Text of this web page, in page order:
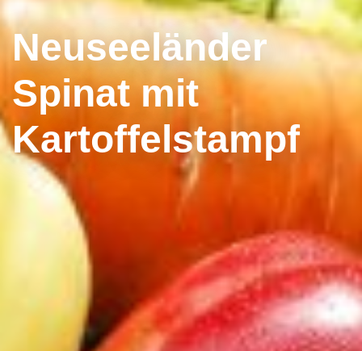
Neuseeländer
Spinat mit
Kartoffelstampf